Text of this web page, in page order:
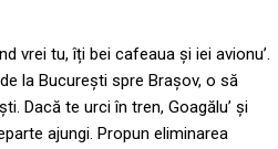
vrei tu, îți bei cafeaua și iei avionu’.
la București spre Brașov, o să
Dacă te urci în tren, Goagălu’ și
ajungi. Propun eliminarea